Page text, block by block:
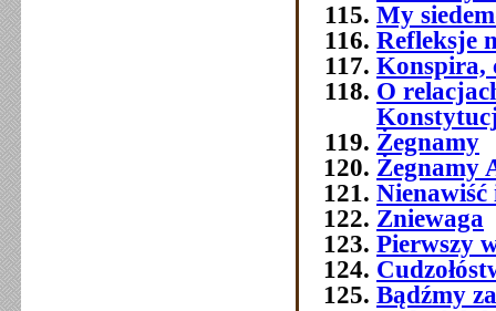
My
Refleksje
Konspira,
O
Żegnamy
Żegnamy
Nienawiść
Zniewaga
Pierwszy
Bądźmy